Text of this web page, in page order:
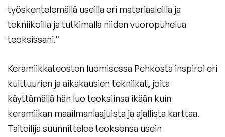
työskentelemällä useilla eri materiaaleilla ja
tekniikoilla ja tutkimalla niiden vuoropuhelua
teoksissani.”
Keramiikkateosten luomisessa Pehkosta inspiroi eri
kulttuurien ja aikakausien tekniikat, joita
käyttämällä hän luo teoksiinsa ikään kuin
keramiikan maailmanlaajuista ja ajallista karttaa.
Taiteilija suunnittelee teoksensa usein